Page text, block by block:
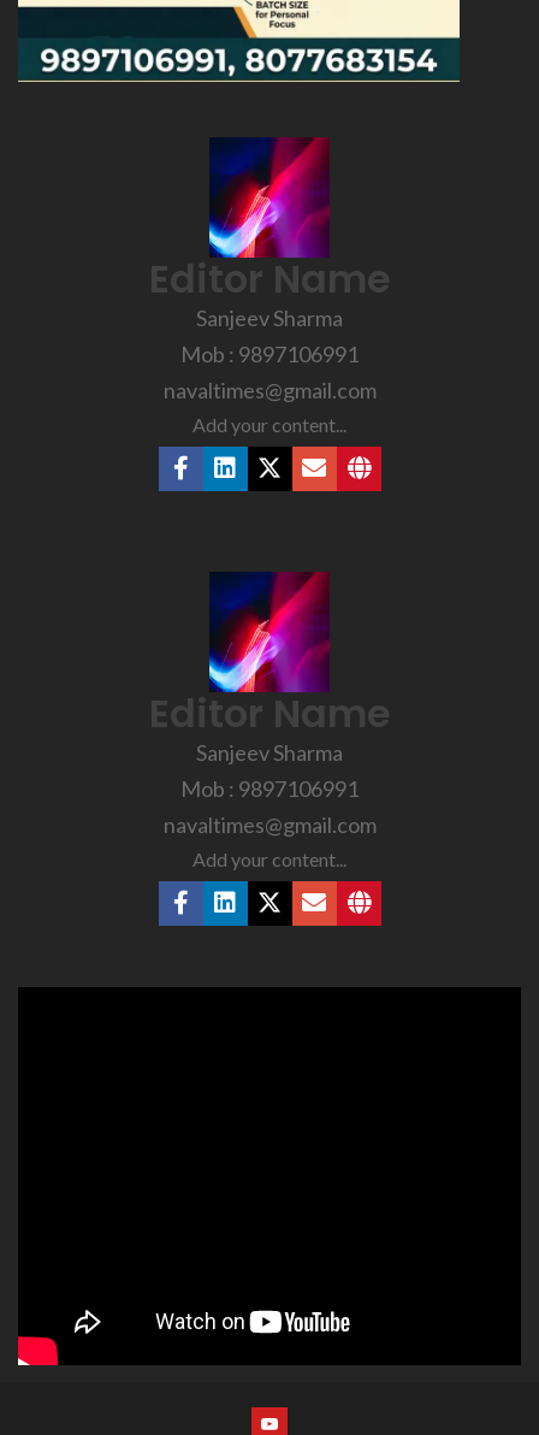
Editor Name
Sanjeev Sharma
Mob : 9897106991
navaltimes@gmail.com
Add your content...
Editor Name
Sanjeev Sharma
Mob : 9897106991
navaltimes@gmail.com
Add your content...